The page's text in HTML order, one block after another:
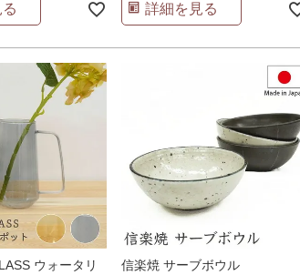
詳細を見る
ウォータリ
信楽焼 サーブボウル